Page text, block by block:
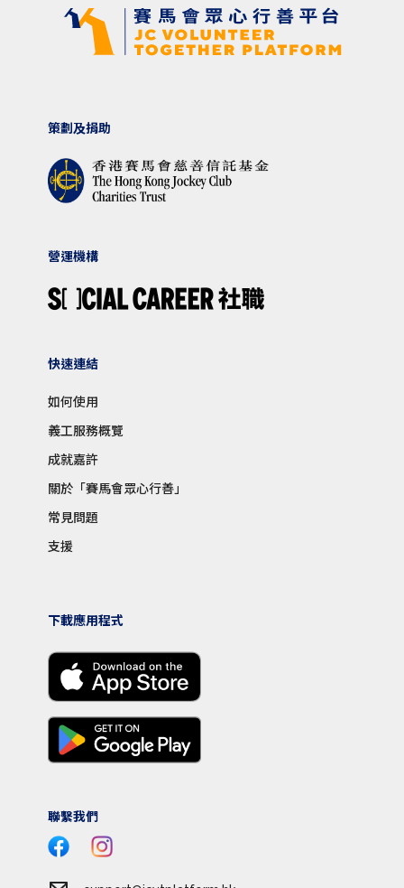
策劃及捐助
營運機構
快速連結
如何使用
義工服務概覽
成就嘉許
關於「賽馬會眾心行善」
常見問題
支援
下載應用程式
聯繫我們